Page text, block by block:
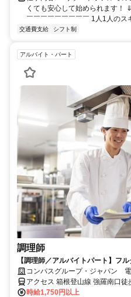
くても安心して始められます！
￣￣￣￣￣￣￣￣￣ 1人1人のス
交通費支給 シフト制
アルバイト・パート
調理師
【調理師／アルバイトパート】フ
登用の実績あり
コンパスグループ・ジャパン
21018_p
アクセス 箱根登山線 強羅南口
口徒歩約27分、箱根登山線 彫刻
時給1,750円以上